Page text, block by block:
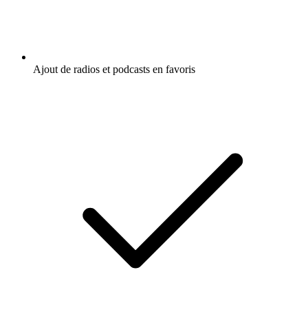
Ajout de radios et podcasts en favoris